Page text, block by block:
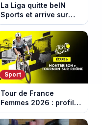
La Liga quitte beIN
Sports et arrive sur
DAZN et Disney+ en
France
Sport
Tour de France
Femmes 2026 : profil
et horaires de la 6e
étape entre